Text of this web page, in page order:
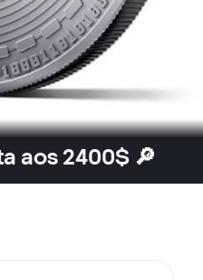
aos 2400$ 🔎